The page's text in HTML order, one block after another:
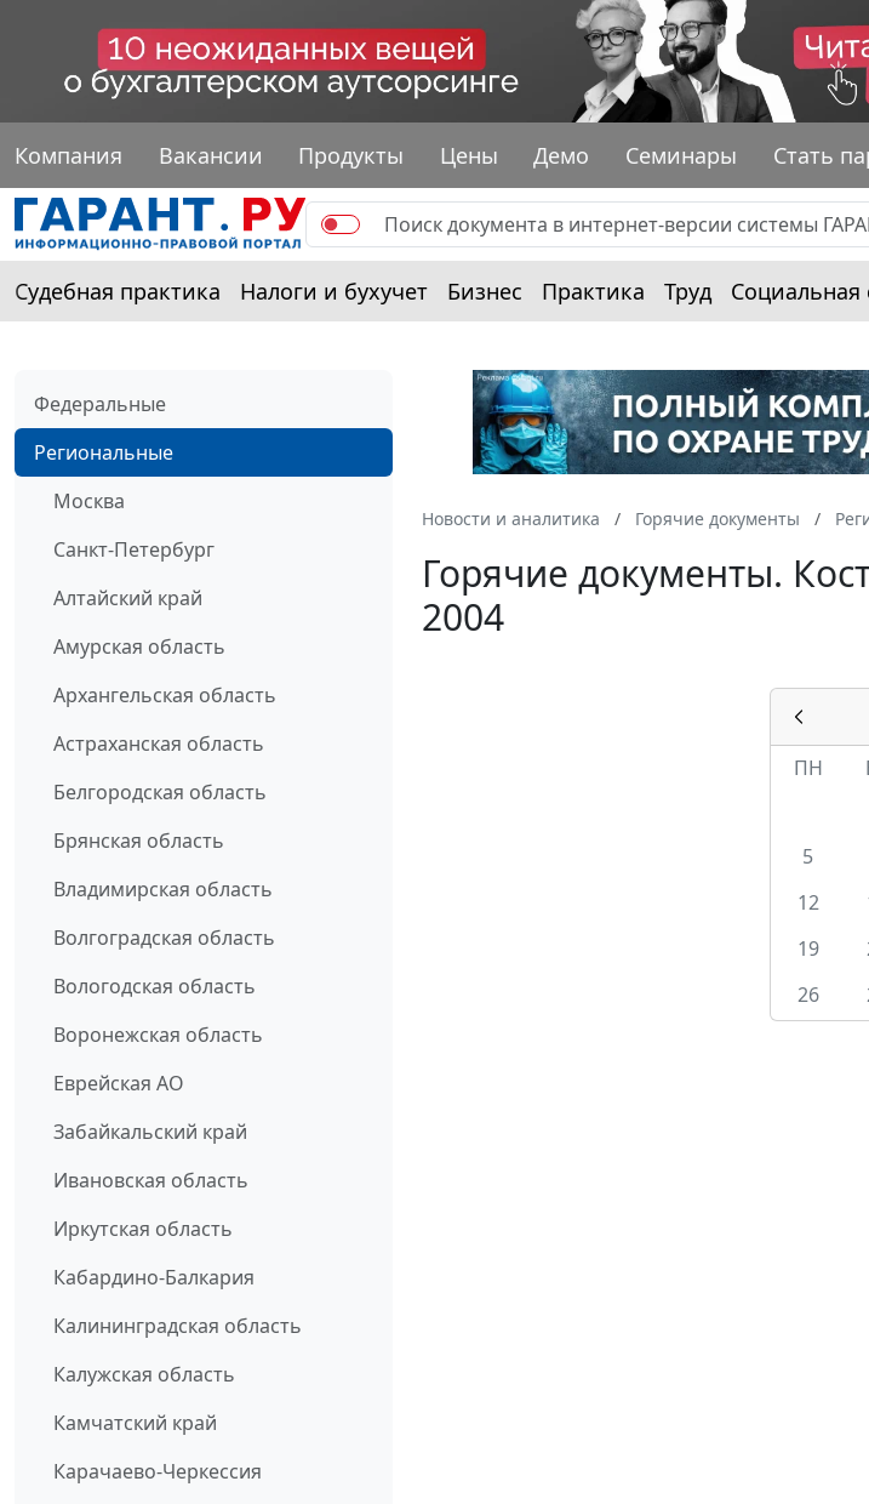
Компания Вакансии Продукты Цены Демо Семинары Стать
Судебная практика Налоги и бухучет Бизнес Практика Труд Социальная
Федеральные
Региональные
Москва
Санкт-Петербург
Алтайский край
Амурская область
Архангельская область
Астраханская область
Белгородская область
Брянская область
Владимирская область
Волгоградская область
Вологодская область
Воронежская область
Еврейская АО
Забайкальский край
Ивановская область
Иркутская область
Кабардино-Балкария
Калининградская область
Калужская область
Камчатский край
Карачаево-Черкессия
Новости и аналитика Горячие документы
Горячие документы.
2004
ПН
5
12
19
26